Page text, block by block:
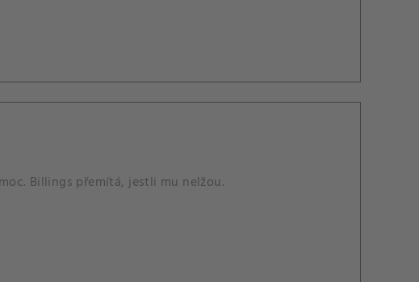
Billings přemítá, jestli mu nelžou.